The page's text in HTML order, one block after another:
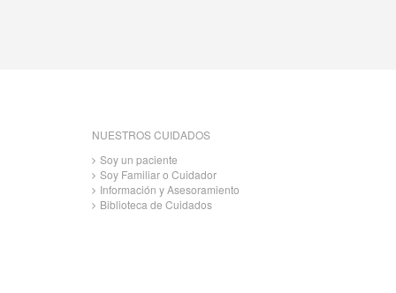
NUESTROS CUIDADOS
Soy un paciente
Soy Familiar o Cuidador
Información y Asesoramiento
Biblioteca de Cuidados